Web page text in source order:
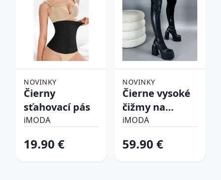
NOVINKY
Čierny
sťahovací pás
iMODA
19.90 €
NOVINKY
Čierne vysoké
čižmy na
platforme
iMODA
59.90 €